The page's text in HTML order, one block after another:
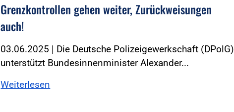
Grenzkontrollen gehen weiter, Zurückweisungen
auch!
03.06.2025 | Die Deutsche Polizeigewerkschaft (DPolG)
unterstützt Bundesinnenminister Alexander...
Weiterlesen